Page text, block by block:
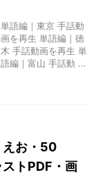
語編｜東京 手話動
を再生 単語編｜徳
手話動画を再生 単
編｜富山 手話動 ...
えお・50
トPDF・画